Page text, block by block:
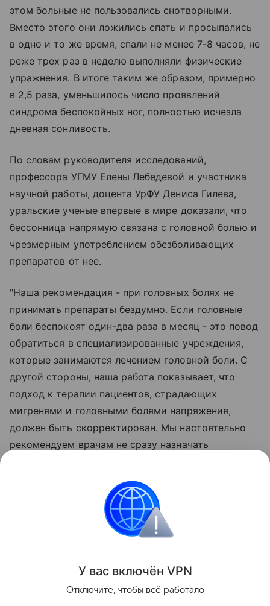
этом больные не пользовались снотворными.
Вместо этого они ложились спать и просыпались
в одно и то же время, спали не менее 7-8 часов, не
реже трех раз в неделю выполняли физические
упражнения. В итоге таким же образом, примерно
в 2,5 раза, уменьшилось число проявлений
синдрома беспокойных ног, полностью исчезла
дневная сонливость.
По словам руководителя исследований,
профессора УГМУ Елены Лебедевой и участника
научной работы, доцента УрФУ Дениса Гилева,
уральские ученые впервые в мире доказали, что
бессонница напрямую связана с головной болью и
чрезмерным употреблением обезболивающих
препаратов от нее.
"Наша рекомендация - при головных болях не
принимать препараты бездумно. Если головные
боли беспокоят один-два раза в месяц - это повод
обратиться в специализированные учреждения,
которые занимаются лечением головной боли. С
другой стороны, наша работа показывает, что
подход к терапии пациентов, страдающих
мигренями и головными болями напряжения,
должен быть скорректирован. Мы настоятельно
рекомендуем врачам не сразу назначать
проверять качество сна пациентов, а также
выяснять, не злоупотребляют ли они
обезболивающими", - прокомментировала Елена
Поделиться
У вас включён VPN
Отключите, чтобы всё работало